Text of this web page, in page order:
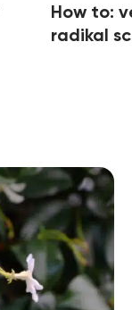
How to:
radikal